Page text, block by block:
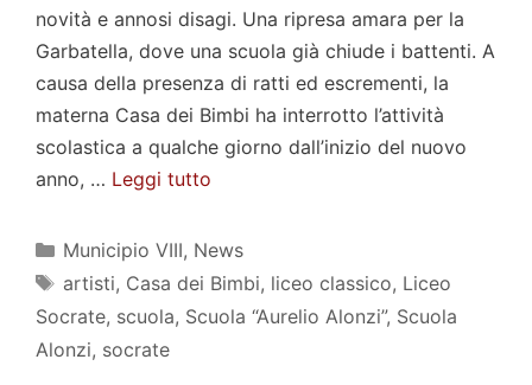
novità e annosi disagi. Una ripresa amara per la
Garbatella, dove una scuola già chiude i battenti. A
causa della presenza di ratti ed escrementi, la
materna Casa dei Bimbi ha interrotto l’attività
scolastica a qualche giorno dall’inizio del nuovo
anno, … Leggi tutto
Categorie
Municipio VIII, News
Tag
artisti, Casa dei Bimbi, liceo classico, Liceo
Socrate, scuola, Scuola “Aurelio Alonzi”, Scuola
Alonzi, socrate